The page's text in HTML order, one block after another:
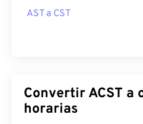
AST a CST
Convertir ACST a
horarias